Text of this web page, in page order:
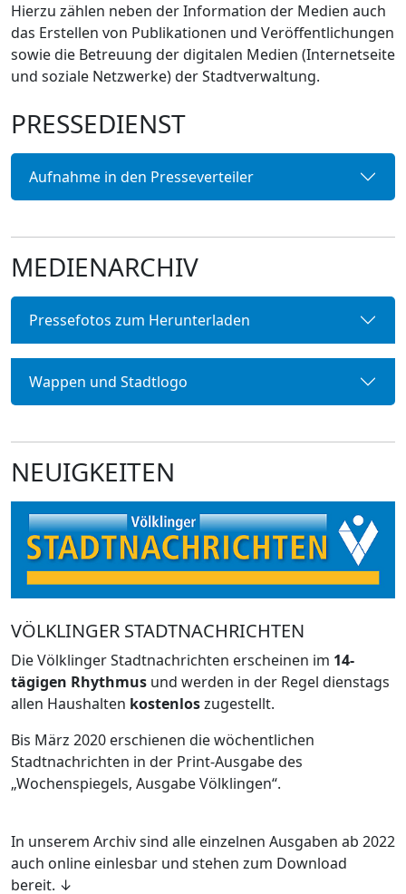
Hierzu zählen neben der Information der Medien auch
das Erstellen von Publikationen und Veröffentlichungen
sowie die Betreuung der digitalen Medien (Internetseite
und soziale Netzwerke) der Stadtverwaltung.
PRESSEDIENST
Aufnahme in den Presseverteiler
MEDIENARCHIV
Pressefotos zum Herunterladen
Wappen und Stadtlogo
NEUIGKEITEN
VÖLKLINGER STADTNACHRICHTEN
Die Völklinger Stadtnachrichten erscheinen im 14-
tägigen Rhythmus und werden in der Regel dienstags
allen Haushalten kostenloszugestellt.
Bis März 2020 erschienen die wöchentlichen
Stadtnachrichten in der Print-Ausgabe des
„Wochenspiegels, Ausgabe Völklingen“.
In unserem Archiv sind alle einzelnen Ausgaben ab 2022
auch online einlesbar und stehen zum Download
bereit. ↓